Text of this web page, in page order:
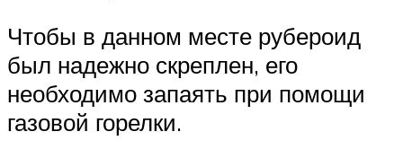
Чтобы в данном месте рубероид
был надежно скреплен, его
необходимо запаять при помощи
газовой горелки.